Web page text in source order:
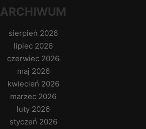
ARCHIWUM
sierpień 2026
lipiec 2026
czerwiec 2026
maj 2026
kwiecień 2026
marzec 2026
luty 2026
styczeń 2026